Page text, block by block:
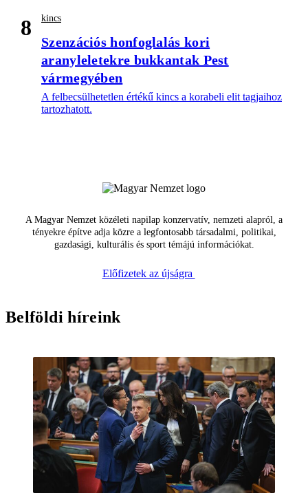
8 kincs
Szenzációs honfoglalás kori
aranyleletekre bukkantak Pest
vármegyében
A felbecsülhetetlen értékű kincs a korabeli elit tagjaihoz
tartozhatott.
A Magyar Nemzet közéleti napilap konzervatív, nemzeti alapról, a
tényekre építve adja közre a legfontosabb társadalmi, politikai,
gazdasági, kulturális és sport témájú információkat.
Előfizetek az újságra
Belföldi híreink